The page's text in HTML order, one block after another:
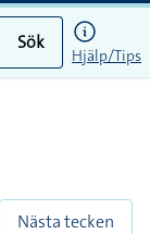
Sök
Hjälp/Tips
Nästa tecken